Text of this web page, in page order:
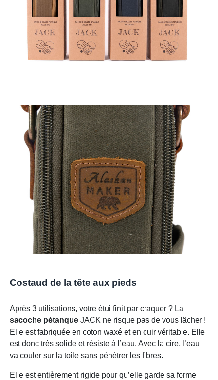
Costaud de la tête aux pieds
Après 3 utilisations, votre étui finit par craquer ? La
sacoche pétanque JACK ne risque pas de vous lâcher !
Elle est fabriquée en coton waxé et en cuir véritable. Elle
est donc très solide et résiste à l’eau. Avec la cire, l’eau
va couler sur la toile sans pénétrer les fibres.
Elle est entièrement rigide pour qu’elle garde sa forme